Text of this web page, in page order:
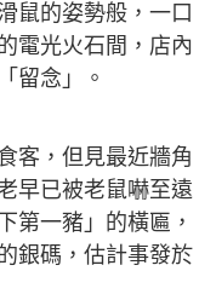
鼠的姿勢般，一口
電光火石間，店內
留念」。
客，但見最近牆角
早已被老鼠嚇至遠
第一豬」的橫匾，
銀碼，估計事發於